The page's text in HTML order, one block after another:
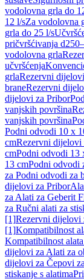
vodolovna grla do
12 l/sZa vodolovna
grla do 25 l/s
pričvršćivanja
vodolovna grla
učvršćenja
grlaRezervni
braneRezervni
dijelovi za Pribor
vanjskih površina
vanjskih površina
Podni odvodi 10 x
cmRezervni dijelovi
cmPodni odvodi 13
13 cmPodni odvodi
za Podni odvodi za
dijelovi za Pribor
za Alati za Geberit
za Ručni alati za
[1]Rezervni dijelovi
[1]Kompatibilnost
Kompatibilnost
dijelovi za Alati za
dijelovi za Čepovi
stiskanje s alatima